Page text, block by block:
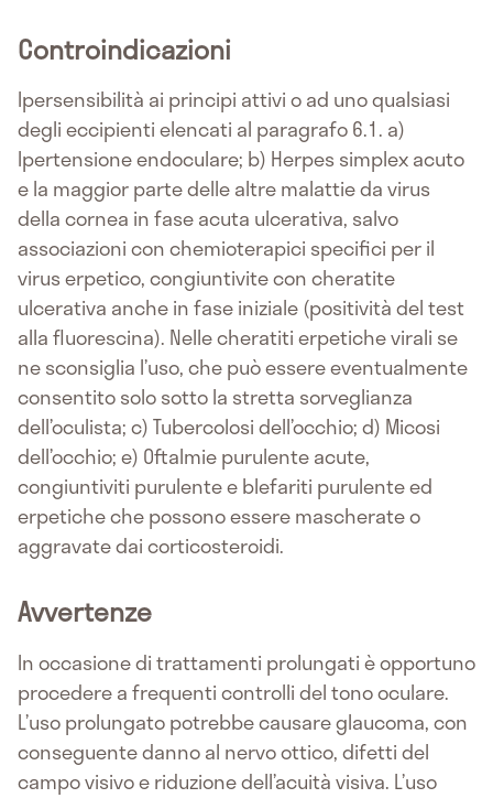
Controindicazioni
Ipersensibilità ai principi attivi o ad uno qualsiasi
degli eccipienti elencati al paragrafo 6.1. a)
Ipertensione endoculare; b) Herpes simplex acuto
e la maggior parte delle altre malattie da virus
della cornea in fase acuta ulcerativa, salvo
associazioni con chemioterapici specifici per il
virus erpetico, congiuntivite con cheratite
ulcerativa anche in fase iniziale (positività del test
alla fluorescina). Nelle cheratiti erpetiche virali se
ne sconsiglia l’uso, che può essere eventualmente
consentito solo sotto la stretta sorveglianza
dell’oculista; c) Tubercolosi dell’occhio; d) Micosi
dell’occhio; e) Oftalmie purulente acute,
congiuntiviti purulente e blefariti purulente ed
erpetiche che possono essere mascherate o
aggravate dai corticosteroidi.
Avvertenze
In occasione di trattamenti prolungati è opportuno
procedere a frequenti controlli del tono oculare.
L’uso prolungato potrebbe causare glaucoma, con
conseguente danno al nervo ottico, difetti del
campo visivo e riduzione dell’acuità visiva. L’uso